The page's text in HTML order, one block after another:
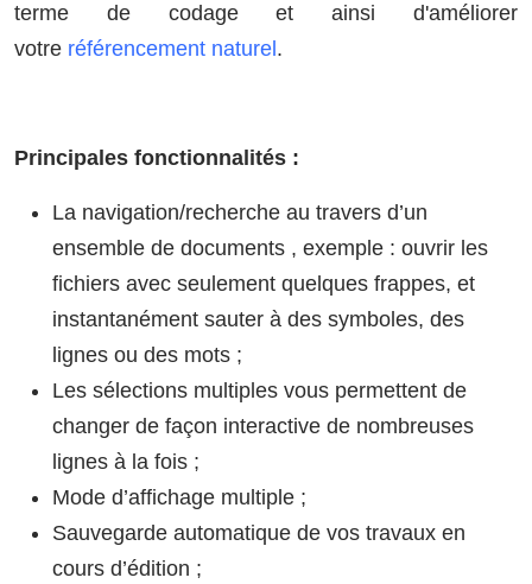
terme de codage et ainsi d'améliorer
votre référencement naturel .
Principales fonctionnalités :
La navigation/recherche au travers d’un
ensemble de documents , exemple : ouvrir les
fichiers avec seulement quelques frappes, et
instantanément sauter à des symboles, des
lignes ou des mots ;
Les sélections multiples vous permettent de
changer de façon interactive de nombreuses
lignes à la fois ;
Mode d’affichage multiple ;
Sauvegarde automatique de vos travaux en
cours d’édition ;